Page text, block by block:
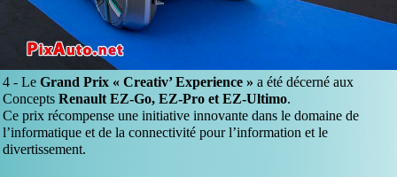
4 -LeGrand Prix « Creativ’ Experience » a été décerné aux
ConceptsRenault EZ-Go, EZ-Pro et EZ-Ultimo.
Ce prix récompense une initiative innovante dans le domaine de
l’informatique et de la connectivité pour l’information et le
divertissement.